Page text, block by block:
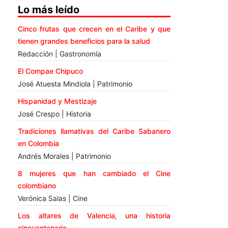
Lo más leído
Cinco frutas que crecen en el Caribe y que
tienen grandes beneficios para la salud
Redacción | Gastronomía
El Compae Chipuco
José Atuesta Mindiola | Patrimonio
Hispanidad y Mestizaje
José Crespo | Historia
Tradiciones llamativas del Caribe Sabanero
en Colombia
Andrés Morales | Patrimonio
8 mujeres que han cambiado el Cine
colombiano
Verónica Salas | Cine
Los altares de Valencia, una historia